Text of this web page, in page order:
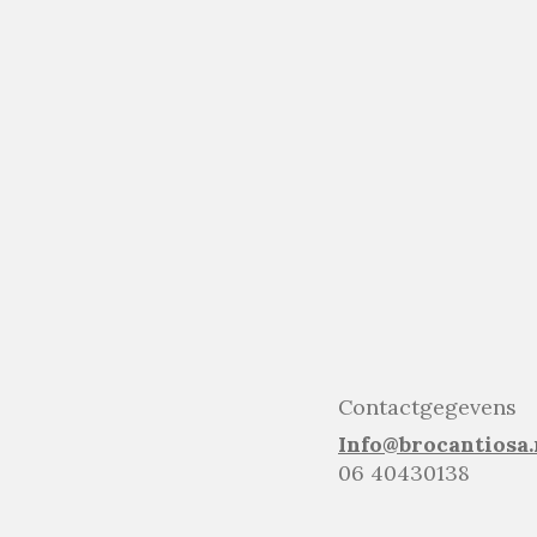
Contactgegevens
06 40430138